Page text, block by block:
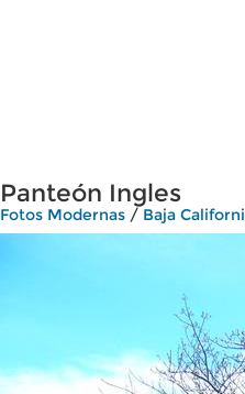
Panteón Ingles
Fotos Modernas / Baja